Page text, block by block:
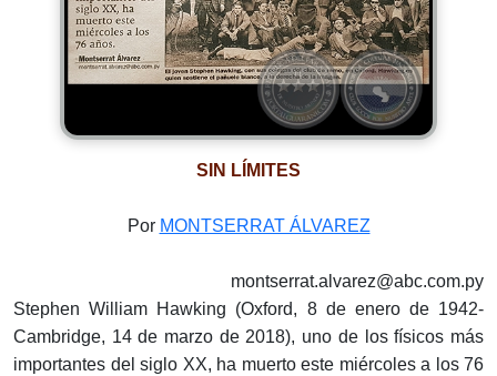
SIN LÍMITES
Por MONTSERRAT ÁLVAREZ
montserrat.alvarez@abc.com.py
Stephen William Hawking (Oxford, 8 de enero de 1942-
Cambridge, 14 de marzo de 2018), uno de los físicos más
importantes del siglo XX, ha muerto este miércoles a los 76